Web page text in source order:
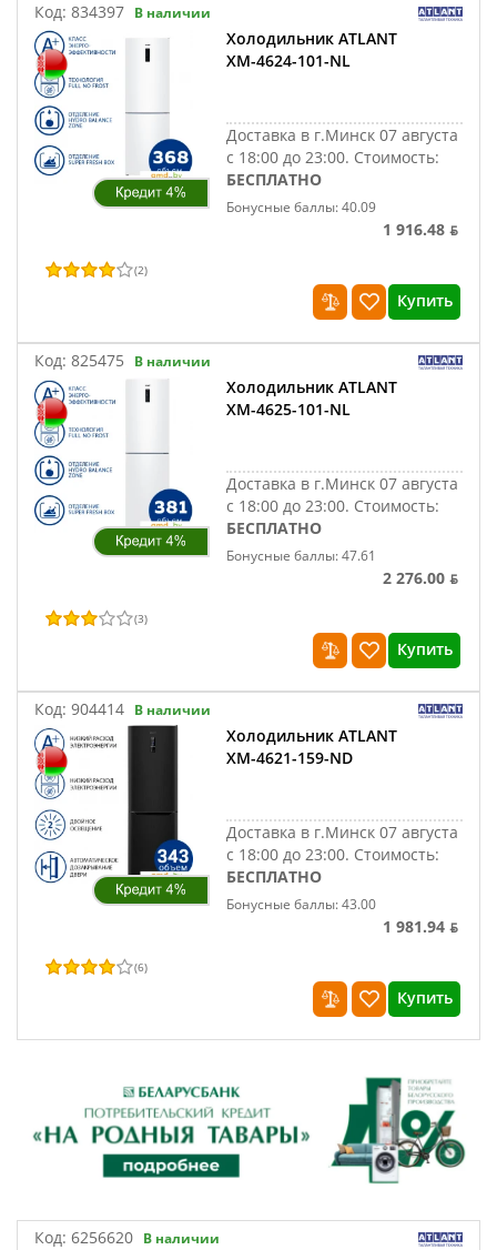
Код: 834397 В наличии
Холодильник ATLANT
ХМ-4624-101-NL
Доставка в г.Минск 07 августа
с 18:00 до 23:00. Стоимость:
БЕСПЛАТНО
Бонусные баллы: 40.09
1 916.48 ƃ
(2)
Купить
Код: 825475 В наличии
Холодильник ATLANT
ХМ-4625-101-NL
Доставка в г.Минск 07 августа
с 18:00 до 23:00. Стоимость:
БЕСПЛАТНО
Бонусные баллы: 47.61
2 276.00 ƃ
(3)
Купить
Код: 904414 В наличии
Холодильник ATLANT
ХМ-4621-159-ND
Доставка в г.Минск 07 августа
с 18:00 до 23:00. Стоимость:
БЕСПЛАТНО
Бонусные баллы: 43.00
1 981.94 ƃ
(6)
Купить
Код: 6256620 В наличии